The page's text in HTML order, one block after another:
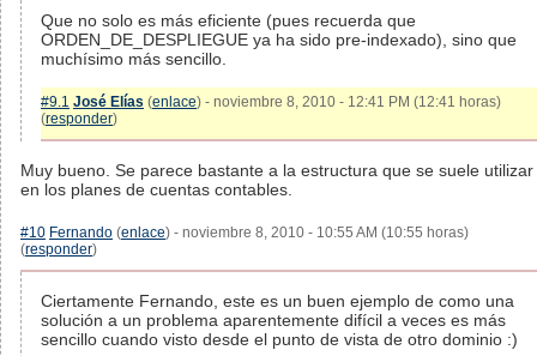
Que no solo es más eficiente (pues recuerda que
ORDEN_DE_DESPLIEGUE ya ha sido pre-indexado), sino que
muchísimo más sencillo.
#9.1 José Elías (enlace) - noviembre 8, 2010 - 12:41 PM (12:41 horas)
(responder)
Muy bueno. Se parece bastante a la estructura que se suele utilizar
en los planes de cuentas contables.
#10 Fernando (enlace) - noviembre 8, 2010 - 10:55 AM (10:55 horas)
(responder)
Ciertamente Fernando, este es un buen ejemplo de como una
solución a un problema aparentemente difícil a veces es más
sencillo cuando visto desde el punto de vista de otro dominio :)